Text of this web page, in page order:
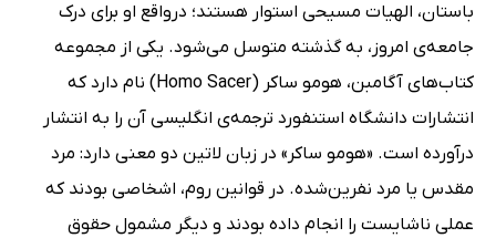
باستان، الهیات مسیحی استوار هستند؛ درواقع او برای درک
جامعه‌ی امروز، به گذشته متوسل می‌شود. یکی از مجموعه‌
کتاب‌های آگامبن، هومو ساکر (Homo Sacer) نام دارد که
انتشارات دانشگاه استنفورد ترجمه‌ی انگلیسی آن را به انتشار
درآورده است. «هومو ساکر» در زبان لاتین دو معنی دارد: مرد
مقدس یا مرد نفرین‌شده. در قوانین روم، اشخاصی بودند که
عملی ناشایست را انجام داده بودند و دیگر مشمول حقوق